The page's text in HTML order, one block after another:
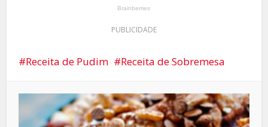
PUBLICIDADE
Receita de Pudim Receita de Sobremesa